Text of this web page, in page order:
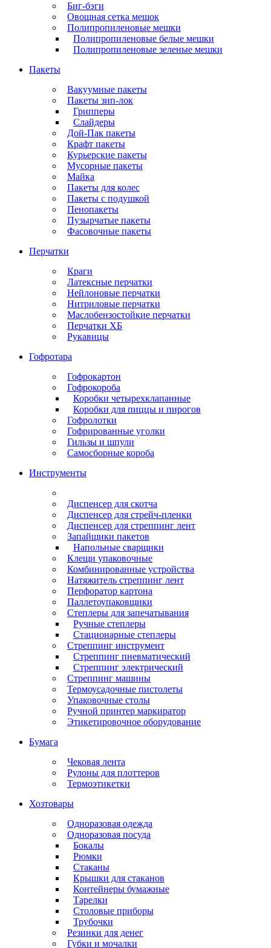
Биг-бэги
Овощная сетка мешок
Полипропиленовые мешки
Полипропиленовые белые мешки
Полипропиленовые зеленые мешки
Пакеты
Вакуумные пакеты
Пакеты зип-лок
Грипперы
Слайдеры
Дой-Пак пакеты
Крафт пакеты
Курьерские пакеты
Мусорные пакеты
Майка
Пакеты для колес
Пакеты с подушкой
Пенопакеты
Пузырчатые пакеты
Фасовочные пакеты
Перчатки
Краги
Латексные перчатки
Нейлоновые перчатки
Нитриловые перчатки
Маслобензостойкие перчатки
Перчатки ХБ
Рукавицы
Гофротара
Гофрокартон
Гофрокороба
Коробки четырехклапанные
Коробки для пиццы и пирогов
Гофролотки
Гофрированные уголки
Гильзы и шпули
Самосборные короба
Инструменты
Диспенсер для скотча
Диспенсер для стрейч-пленки
Диспенсер для стреппинг лент
Запайщики пакетов
Напольные сварщики
Клещи упаковочные
Комбинированные устройства
Натяжитель стреппинг лент
Перфоратор картона
Паллетоупаковщики
Степлеры для запечатывания
Ручные степлеры
Стационарные степлеры
Стреппинг инструмент
Стреппинг пневматический
Стреппинг электрический
Стреппинг машины
Термоусадочные пистолеты
Упаковочные столы
Ручной принтер маркиратор
Этикетировочное оборудование
Бумага
Чековая лента
Рулоны для плоттеров
Термоэтикетки
Хозтовары
Одноразовая одежда
Одноразовая посуда
Бокалы
Рюмки
Стаканы
Крышки для стаканов
Контейнеры бумажные
Тарелки
Столовые приборы
Трубочки
Резинки для денег
Губки и мочалки